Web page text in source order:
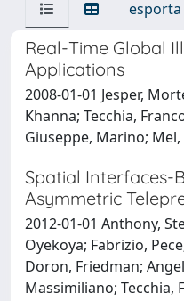
Real-Time Global
Applications
2008-01-01 Jesper,
Khanna; Tecchia,
Giuseppe, Marino;
Spatial Interfaces-
Asymmetric
2012-01-01 Anthony,
Oyekoya; Fabrizio,
Doron, Friedman;
Massimiliano; Tecchia,